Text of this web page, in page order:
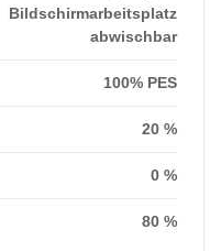
Bildschirmarbeitsplatz
abwischbar
100% PES
20 %
0 %
80 %